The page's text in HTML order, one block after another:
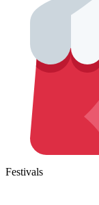
Festivals